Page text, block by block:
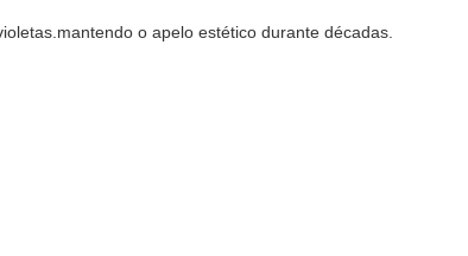
o apelo estético durante décadas.